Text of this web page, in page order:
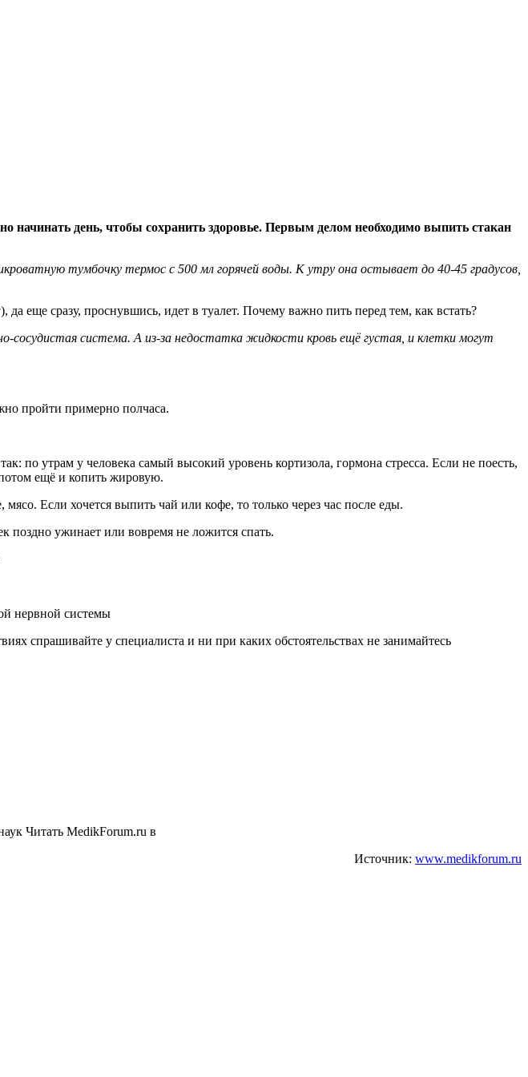
начинать день, чтобы сохранить здоровье. Первым делом необходимо выпить стакан
тумбочку термос с 500 мл горячей воды. К утру она остывает до 40-45 градусов,
еще сразу, проснувшись, идет в туалет. Почему важно пить перед тем, как встать?
сосудистая система. А из-за недостатка жидкости кровь ещё густая, и клетки могут
пройти примерно полчаса.
по утрам у человека самый высокий уровень кортизола, гормона стресса. Если не поесть,
ещё и копить жировую.
Если хочется выпить чай или кофе, то только через час после еды.
поздно ужинает или вовремя не ложится спать.
нервной системы
спрашивайте у специалиста и ни при каких обстоятельствах не занимайтесь
Читать MedikForum.ru в
Источник: www.medikforum.ru